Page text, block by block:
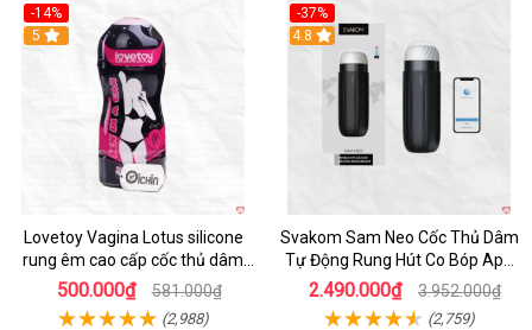
-14%
Hot
5
Lovetoy Vagina Lotus silicone
rung êm cao cấp cốc thủ dâm
nam
500.000₫ 581.000₫
(2,988)
-37%
4.8
Svakom Sam Neo Cốc Thủ Dâm
Tự Động Rung Hút Co Bóp App
Điều Khiển
2.490.000₫ 3.952.000₫
(2,759)